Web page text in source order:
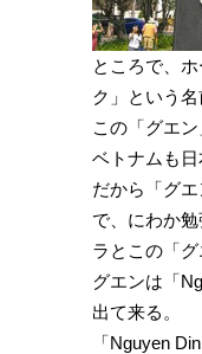
ところで、
ク」という
この「グエ
ベトナムも
だから「グ
で、にわか
ラとこの「
グエンは「
出て来る。
「Nguyen